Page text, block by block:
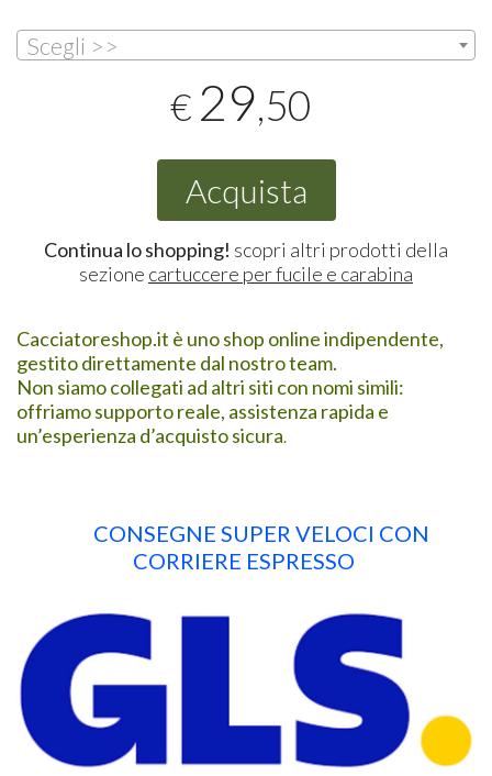
Scegli >>
€ 29,50
Acquista
Continua lo shopping! scopri altri prodotti della
sezione cartuccere per fucile e carabina
Cacciatoreshop.it è uno shop online indipendente,
gestito direttamente dal nostro team.
Non siamo collegati ad altri siti con nomi simili:
offriamo supporto reale, assistenza rapida e
un’esperienza d’acquisto sicura.
CONSEGNE SUPER VELOCI CON
CORRIERE ESPRESSO